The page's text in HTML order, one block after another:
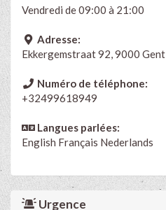
Vendredi de 09:00 à 21:00
Adresse:
Ekkergemstraat 92, 9000 Gent
Numéro de téléphone:
+32499618949
Langues parlées:
English Français Nederlands
Urgence